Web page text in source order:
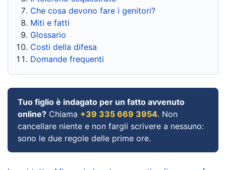
Che cosa devono fare i genitori?
Miti e fatti
Glossario
Costi della difesa
Domande frequenti
Tuo figlio è indagato per un fatto avvenuto
online? Chiama +39 335 669 3954. Non
cancellare niente e non fargli scrivere a nessuno:
sono le due regole delle prime ore.